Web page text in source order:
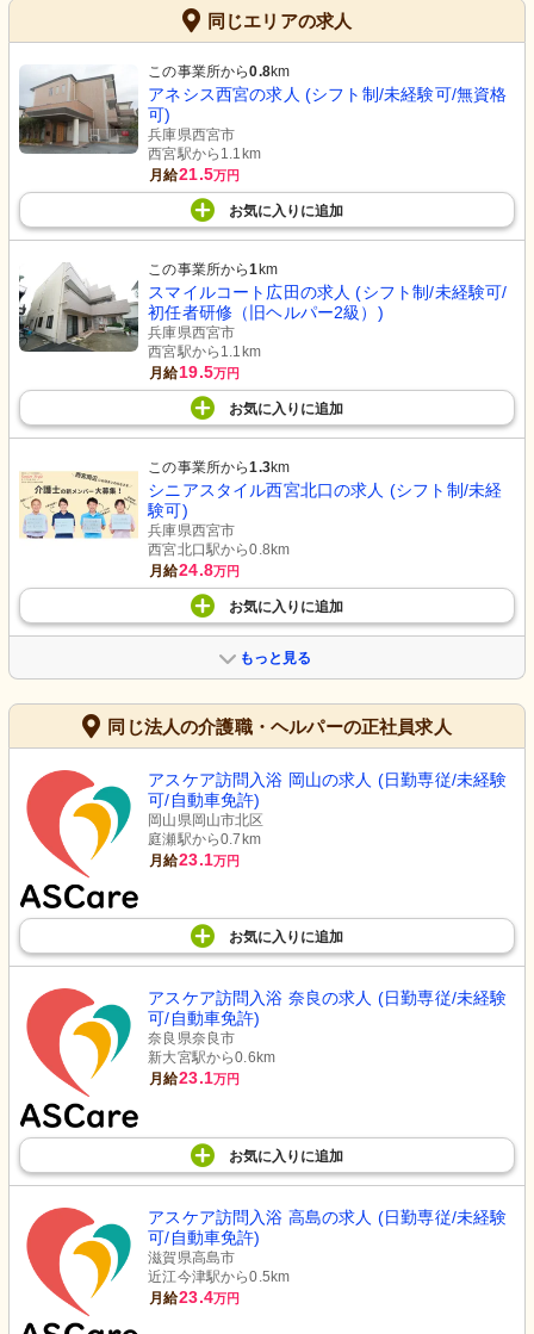
同じエリアの求人
この事業所から0.8km
アネシス西宮の求人 (シフト制/未経験可/無資格
可)
兵庫県西宮市
西宮駅から1.1km
月給21.5万円
お気に入り に追加
この事業所から1 km
スマイルコート広田の求人 (シフト制/未経験可/
初任者研修（旧ヘルパー2級）)
兵庫県西宮市
西宮駅から1.1km
月給19.5万円
お気に入り に追加
この事業所から1.3km
シニアスタイル西宮北口の求人 (シフト制/未経
験可)
兵庫県西宮市
西宮北口駅から0.8km
月給24.8万円
お気に入り に追加
もっと見る
同じ法人の介護職・ヘルパーの正社員求人
アスケア訪問入浴 岡山の求人 (日勤専従/未経験
可/自動車免許)
岡山県岡山市北区
庭瀬駅から0.7km
月給23.1万円
お気に入り に追加
アスケア訪問入浴 奈良の求人 (日勤専従/未経験
可/自動車免許)
奈良県奈良市
新大宮駅から0.6km
月給23.1万円
お気に入り に追加
アスケア訪問入浴 高島の求人 (日勤専従/未経験
可/自動車免許)
滋賀県高島市
近江今津駅から0.5km
月給23.4万円